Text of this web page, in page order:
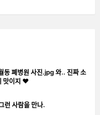
폐병원 사진.jpg 와.. 진짜 소
맛이지 ❤️
사람을 만나.